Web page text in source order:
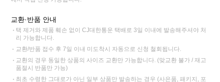
교환·반품 안내
택 제거와 제품 훼손 없이 CJ대한통운 택배로 3일 이내에 발송해주셔야 처
리 가능합니다.
교환/반품 접수 후 7일 이내 미도착시 자동으로 신청 철회됩니다.
교환의 경우 동일한 상품의 사이즈 교환만 가능합니다. (맞교환 불가 / 재고
품절시 반품만 가능)
최초 수령한 그대로가 아닌 일부 상품만 발송하는 경우 (사은품, 패키지, 포